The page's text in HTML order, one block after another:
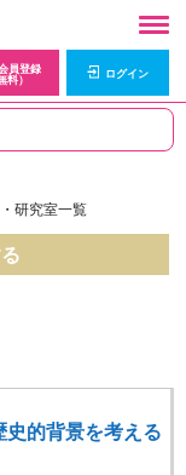
員登録
料）
ログイン
研究室一覧
史的背景を考える